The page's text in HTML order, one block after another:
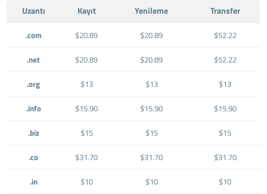
Uzantı Kayıt Yenileme Transfer
.com $20.89 $20.89 $52.22
.net $20.89 $20.89 $52.22
.org $13 $13 $13
.info $15.90 $15.90 $15.90
.biz $15 $15 $15
.co $31.70 $31.70 $31.70
.in $10 $10 $10